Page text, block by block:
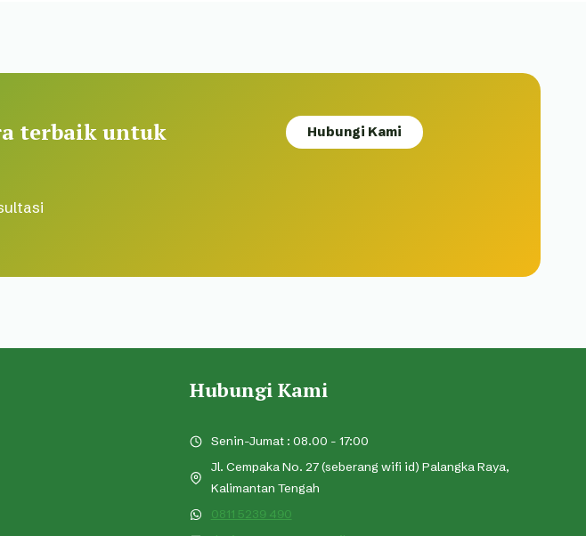
terbaik untuk
Hubungi Kami
Hubungi Kami
Senin-Jumat : 08.00 - 17:00
Jl. Cempaka No. 27 (seberang wifi id) Palangka Raya,
Kalimantan Tengah
0811 5239 490